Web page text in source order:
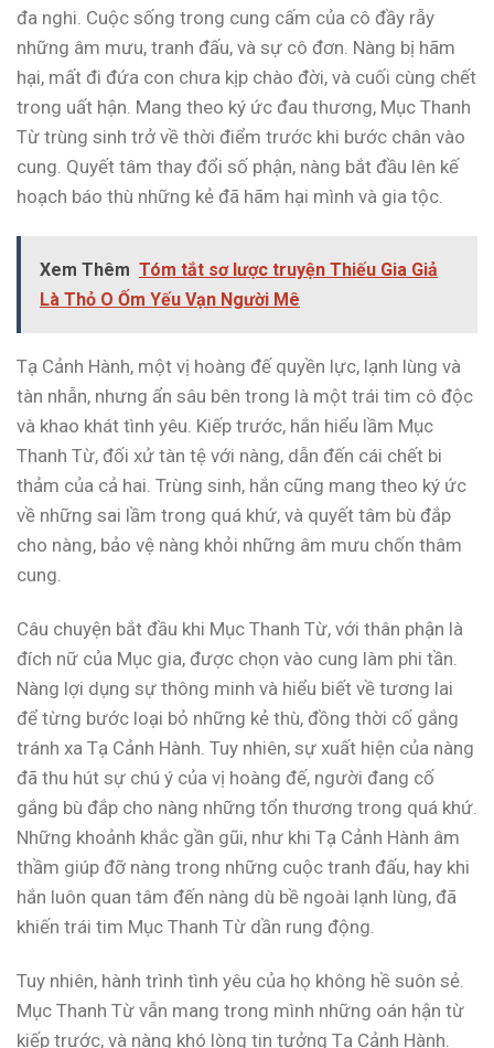
đa nghi. Cuộc sống trong cung cấm của cô đầy rẫy
những âm mưu, tranh đấu, và sự cô đơn. Nàng bị hãm
hại, mất đi đứa con chưa kịp chào đời, và cuối cùng chết
trong uất hận. Mang theo ký ức đau thương, Mục Thanh
Từ trùng sinh trở về thời điểm trước khi bước chân vào
cung. Quyết tâm thay đổi số phận, nàng bắt đầu lên kế
hoạch báo thù những kẻ đã hãm hại mình và gia tộc.
Xem Thêm Tóm tắt sơ lược truyện Thiếu Gia Giả
Là Thỏ O Ốm Yếu Vạn Người Mê
Tạ Cảnh Hành, một vị hoàng đế quyền lực, lạnh lùng và
tàn nhẫn, nhưng ẩn sâu bên trong là một trái tim cô độc
và khao khát tình yêu. Kiếp trước, hắn hiểu lầm Mục
Thanh Từ, đối xử tàn tệ với nàng, dẫn đến cái chết bi
thảm của cả hai. Trùng sinh, hắn cũng mang theo ký ức
về những sai lầm trong quá khứ, và quyết tâm bù đắp
cho nàng, bảo vệ nàng khỏi những âm mưu chốn thâm
cung.
Câu chuyện bắt đầu khi Mục Thanh Từ, với thân phận là
đích nữ của Mục gia, được chọn vào cung làm phi tần.
Nàng lợi dụng sự thông minh và hiểu biết về tương lai
để từng bước loại bỏ những kẻ thù, đồng thời cố gắng
tránh xa Tạ Cảnh Hành. Tuy nhiên, sự xuất hiện của nàng
đã thu hút sự chú ý của vị hoàng đế, người đang cố
gắng bù đắp cho nàng những tổn thương trong quá khứ.
Những khoảnh khắc gần gũi, như khi Tạ Cảnh Hành âm
thầm giúp đỡ nàng trong những cuộc tranh đấu, hay khi
hắn luôn quan tâm đến nàng dù bề ngoài lạnh lùng, đã
khiến trái tim Mục Thanh Từ dần rung động.
Tuy nhiên, hành trình tình yêu của họ không hề suôn sẻ.
Mục Thanh Từ vẫn mang trong mình những oán hận từ
kiếp trước, và nàng khó lòng tin tưởng Tạ Cảnh Hành.